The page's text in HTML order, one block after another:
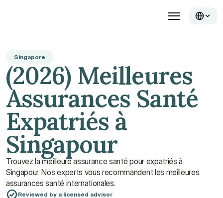
Singapore
(2026) Meilleures
Assurances Santé
Expatriés à
Singapour
Trouvez la meilleure assurance santé pour expatriés à
Singapour. Nos experts vous recommandent les meilleures
assurances santé internationales.
Reviewed by a licensed advisor